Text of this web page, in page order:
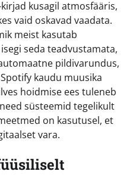
kusagil atmosfääris,
vaid oskavad vaadata.
meist kasutab
seda teadvustamata,
pildivarundus,
kaudu muusika
hoidmise ees tuleneb
süsteemid tegelikult
on kasutusel, et
vara.